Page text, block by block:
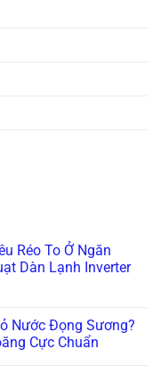
Réo To Ở Ngăn
Dàn Lạnh Inverter
Nước Đọng Sương?
Cực Chuẩn